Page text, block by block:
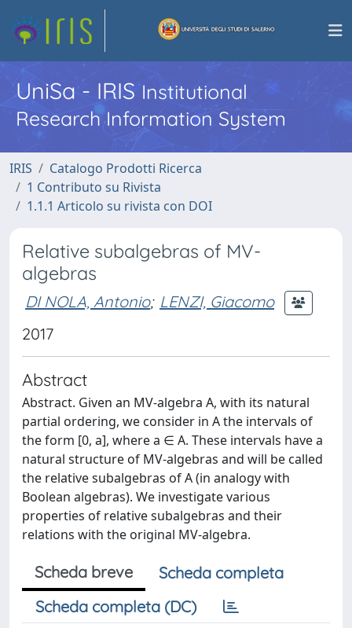
UniSa - IRISInstitutional
Research Information System
IRIS
Catalogo Prodotti Ricerca
1 Contributo su Rivista
1.1.1 Articolo su rivista con DOI
Relative subalgebras of MV-
algebras
DI NOLA, Antonio; LENZI, Giacomo
2017
Abstract
Abstract. Given an MV-algebra A, with its natural
partial ordering, we consider in A the intervals of
the form [0, a], where a ∈ A. These intervals have a
natural structure of MV-algebras and will be called
the relative subalgebras of A (in analogy with
Boolean algebras). We investigate various
properties of relative subalgebras and their
relations with the original MV-algebra.
Scheda breve
Scheda completa
Scheda completa (DC)